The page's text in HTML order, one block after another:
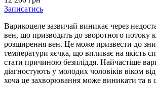
Записатись
Варикоцеле зазвичай виникає через
вен, що призводить до зворотного потоку
розширення вен. Це може призвести до
температури яєчка, що впливає на якість
стати причиною безпліддя. Найчастіше
діагностують у молодих чоловіків віком
хоча це захворювання може виникати та в